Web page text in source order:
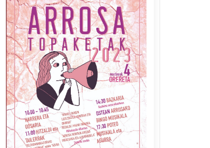
Azaroak 6 Iurretan Arrosa
sarearen IX. topaketak
2021/10/04
Berria egunkarian
elkarrizketa Arrosaren 20
urteez
2021/07/06
Arrosaren laburpen bideoa
Hamaika Telebistaren eskutik